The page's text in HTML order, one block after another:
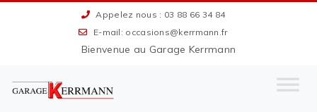
Appelez nous : 03 88 66 34 84
E-mail: occasions@kerrmann.fr
Bienvenue au Garage Kerrmann